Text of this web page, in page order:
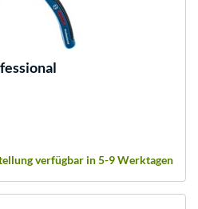
verfügbar in 5-9 Werktagen